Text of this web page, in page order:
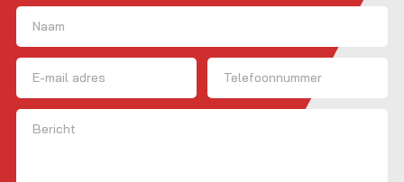
Naam
Voornaam
E-mailadres Telefoon
Bericht